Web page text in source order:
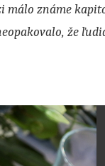
málo známe
že